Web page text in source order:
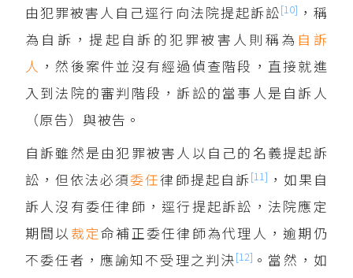
由犯罪被害人自己逕行向法院提起訴訟[10] ，稱
為自訴，提起自訴的犯罪被害人則稱為 自訴
人 ，然後案件並沒有經過偵查階段，直接就進
入到法院的審判階段，訴訟的當事人是自訴人
（原告）與被告。
自訴雖然是由犯罪被害人以自己的名義提起訴
訟，但依法必須委任律師提起自訴[11] ，如果自
訴人沒有委任律師，逕行提起訴訟，法院應定
期間以 裁定命補正委任律師為代理人，逾期仍
不委任者，應諭知不受理之判決[12] 。當然，如